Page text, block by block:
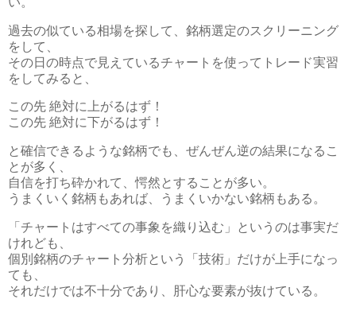
過去の似ている相場を探して、銘柄選定のスクリーニング
をして、
その日の時点で見えているチャートを使ってトレード実習
をしてみると、
この先 絶対に上がるはず！
この先 絶対に下がるはず！
と確信できるような銘柄でも、ぜんぜん逆の結果になるこ
とが多く、
自信を打ち砕かれて、愕然とすることが多い。
うまくいく銘柄もあれば、うまくいかない銘柄もある。
「チャートはすべての事象を織り込む」というのは事実だ
けれども、
個別銘柄のチャート分析という「技術」だけが上手になっ
ても、
それだけでは不十分であり、肝心な要素が抜けている。